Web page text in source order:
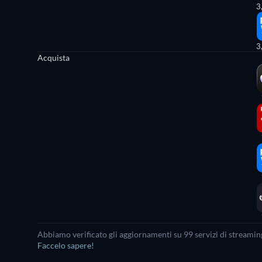
Acquista
Abbiamo verificato gli aggiornamenti su 99 servizi di
Faccelo sapere!